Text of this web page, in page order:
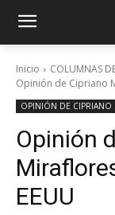
Inicio COLUMNAS
Opinión de Cipriano
OPINIÓN DE CIPRIANO
Opinión
EEUU